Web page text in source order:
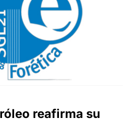
reafirma su